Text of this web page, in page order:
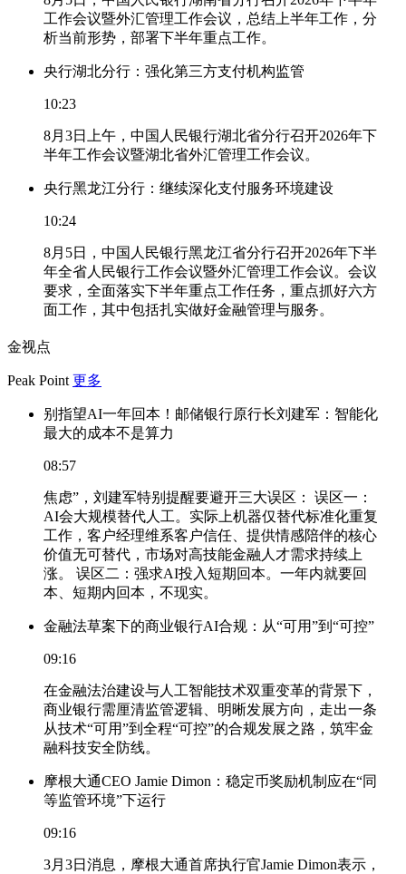
工作会议暨外汇管理工作会议，总结上半年工作，分
析当前形势，部署下半年重点工作。
央行湖北分行：强化第三方支付机构监管
10:23
8月3日上午，中国人民银行湖北省分行召开2026年下
半年工作会议暨湖北省外汇管理工作会议。
央行黑龙江分行：继续深化支付服务环境建设
10:24
8月5日，中国人民银行黑龙江省分行召开2026年下半
年全省人民银行工作会议暨外汇管理工作会议。会议
要求，全面落实下半年重点工作任务，重点抓好六方
面工作，其中包括扎实做好金融管理与服务。
金视点
Peak Point 更多
别指望AI一年回本！邮储银行原行长刘建军：智能化
最大的成本不是算力
08:57
焦虑”，刘建军特别提醒要避开三大误区： 误区一：
AI会大规模替代人工。实际上机器仅替代标准化重复
工作，客户经理维系客户信任、提供情感陪伴的核心
价值无可替代，市场对高技能金融人才需求持续上
涨。 误区二：强求AI投入短期回本。一年内就要回
本、短期内回本，不现实。
金融法草案下的商业银行AI合规：从“可用”到“可控”
09:16
在金融法治建设与人工智能技术双重变革的背景下，
商业银行需厘清监管逻辑、明晰发展方向，走出一条
从技术“可用”到全程“可控”的合规发展之路，筑牢金
融科技安全防线。
摩根大通CEO Jamie Dimon：稳定币奖励机制应在“同
等监管环境”下运行
09:16
3月3日消息，摩根大通首席执行官Jamie Dimon表示，